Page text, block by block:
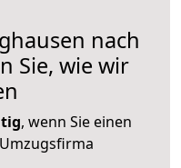
nach
Sie, wie wir
, wenn Sie einen